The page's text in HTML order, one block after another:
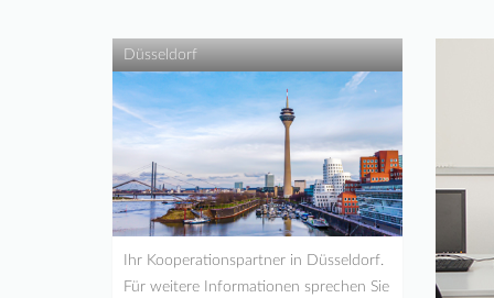
Düsseldorf
Ihr Kooperationspartner in Düsseldorf.
Für weitere Informationen sprechen Sie